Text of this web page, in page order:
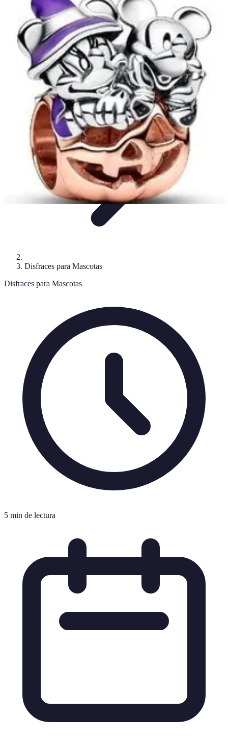
Disfraces Halloween
Listas y Consejos Guías y
TutorialesTendenciasComparativosDisfraces Clásicos
Disfraces Halloween
Disfraces para Mascotas
Disfraces para Mascotas
5 min de lectura